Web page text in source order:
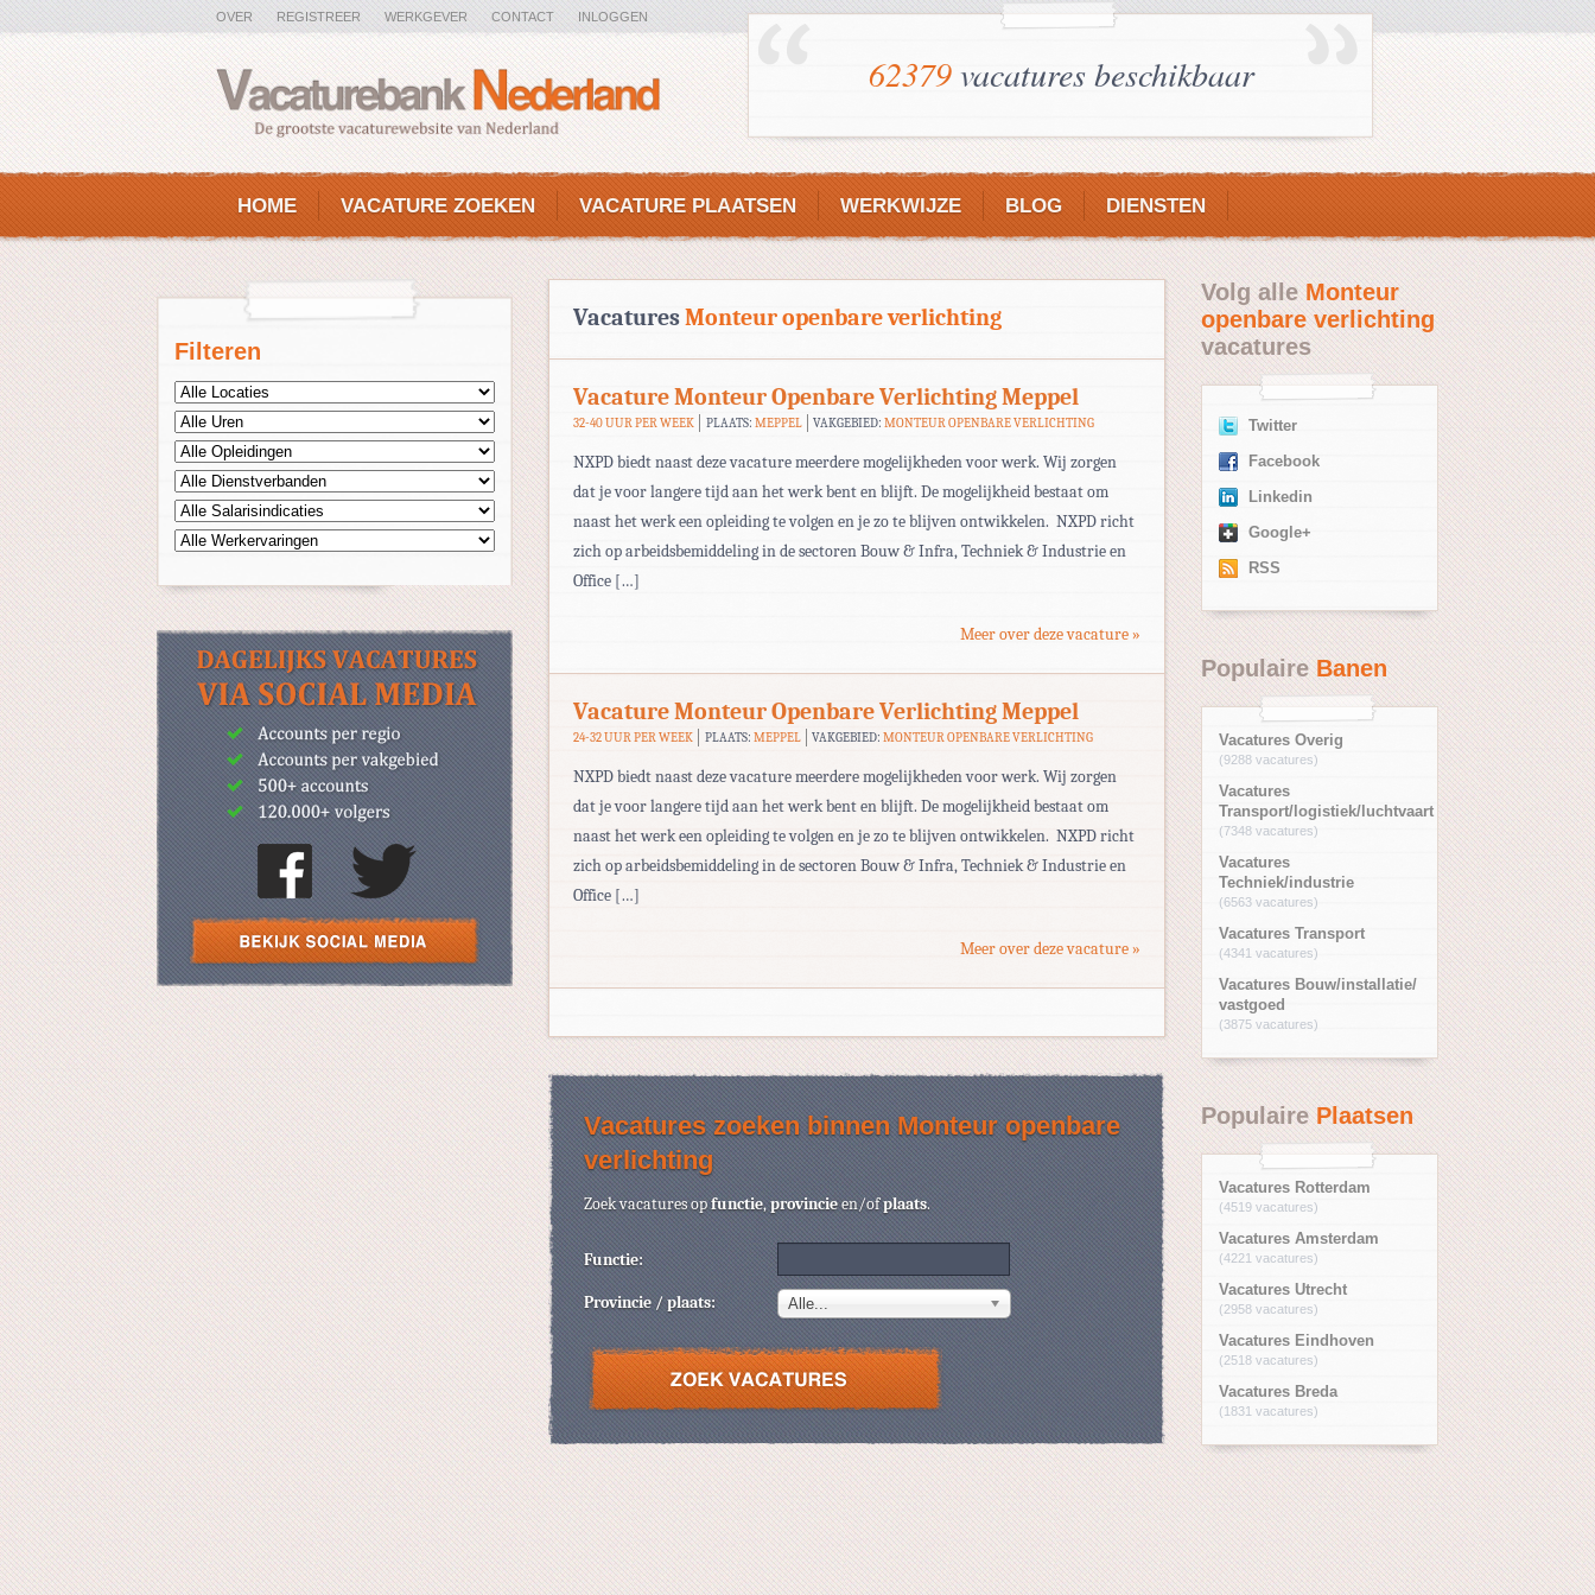
OVER REGISTREER WERKGEVER CONTACT INLOGGEN
62379vacatures beschikbaar
HOME VACATURE ZOEKEN VACATURE PLAATSEN WERKWIJZE BLOG DIENSTEN
Filteren
VacaturesMonteur openbare verlichting
Vacature Monteur Openbare Verlichting Meppel
32-40 UUR PER WEEK PLAATS: MEPPEL VAKGEBIED:MONTEUR OPENBARE VERLICHTING
NXPD biedt naast deze vacature meerdere mogelijkheden voor werk. Wij zorgen
dat je voor langere tijd aan het werk bent en blijft. De mogelijkheid bestaat om
naast het werk een opleiding te volgen en je zo te blijven ontwikkelen. NXPD richt
zich op arbeidsbemiddeling in de sectoren Bouw & Infra, Techniek & Industrie en
Office […]
Meer over deze vacature »
Vacature Monteur Openbare Verlichting Meppel
24-32 UUR PER WEEK PLAATS: MEPPEL VAKGEBIED:MONTEUR OPENBARE VERLICHTING
NXPD biedt naast deze vacature meerdere mogelijkheden voor werk. Wij zorgen
dat je voor langere tijd aan het werk bent en blijft. De mogelijkheid bestaat om
naast het werk een opleiding te volgen en je zo te blijven ontwikkelen. NXPD richt
zich op arbeidsbemiddeling in de sectoren Bouw & Infra, Techniek & Industrie en
Office […]
Meer over deze vacature »
Vacatures zoeken binnen Monteur openbare
verlichting
Zoek vacatures opfunctie,provincieen/ofplaats.
Functie:
Provincie / plaats: Alle...
Volg alleMonteur
openbare verlichting
vacatures
Twitter
Facebook
Linkedin
Google+
RSS
PopulaireBanen
Vacatures Overig
(9288 vacatures)
Vacatures
Transport/logistiek/luchtvaart
(7348 vacatures)
Vacatures
Techniek/industrie
(6563 vacatures)
Vacatures Transport
(4341 vacatures)
Vacatures Bouw/installatie/
vastgoed
(3875 vacatures)
PopulairePlaatsen
Vacatures Rotterdam
(4519 vacatures)
Vacatures Amsterdam
(4221 vacatures)
Vacatures Utrecht
(2958 vacatures)
Vacatures Eindhoven
(2518 vacatures)
Vacatures Breda
(1831 vacatures)